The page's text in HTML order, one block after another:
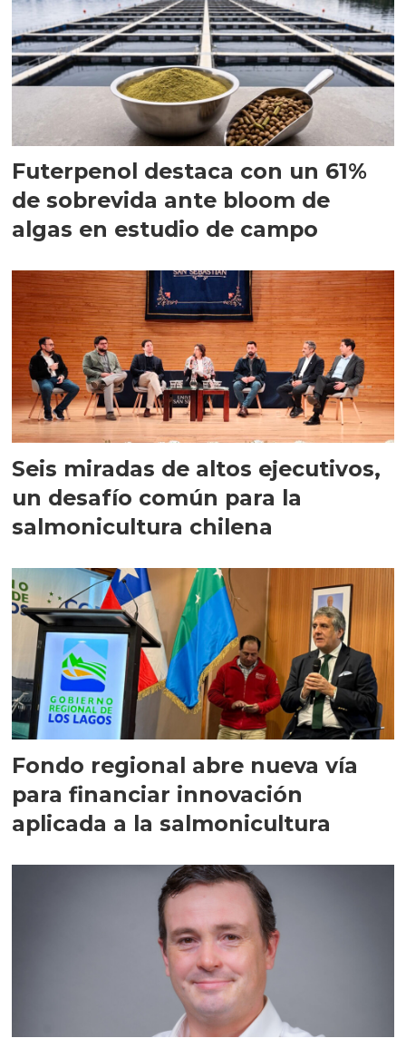
Futerpenol destaca con un 61%
de sobrevida ante bloom de
algas en estudio de campo
Seis miradas de altos ejecutivos,
un desafío común para la
salmonicultura chilena
Fondo regional abre nueva vía
para financiar innovación
aplicada a la salmonicultura